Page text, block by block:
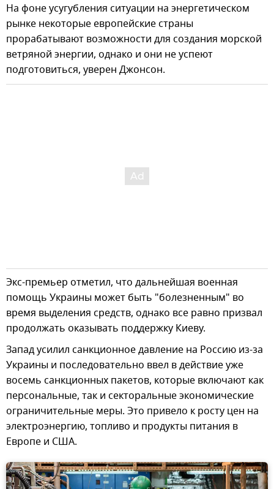
На фоне усугубления ситуации на энергетическом
рынке некоторые европейские страны
прорабатывают возможности для создания морской
ветряной энергии, однако и они не успеют
подготовиться, уверен Джонсон.
Экс-премьер отметил, что дальнейшая военная
помощь Украины может быть "болезненным" во
время выделения средств, однако все равно призвал
продолжать оказывать поддержку Киеву.
Запад усилил санкционное давление на Россию из-за
Украины и последовательно ввел в действие уже
восемь санкционных пакетов, которые включают как
персональные, так и секторальные экономические
ограничительные меры. Это привело к росту цен на
электроэнергию, топливо и продукты питания в
Европе и США.